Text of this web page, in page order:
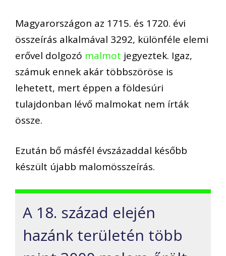
Magyarországon az 1715. és 1720. évi
összeírás alkalmával 3292, különféle elemi
erővel dolgozó malmot jegyeztek. Igaz,
számuk ennek akár többszöröse is
lehetett, mert éppen a földesúri
tulajdonban lévő malmokat nem írták
össze.
Ezután bő másfél évszázaddal később
készült újabb malomösszeírás.
A 18. század elején
hazánk területén több